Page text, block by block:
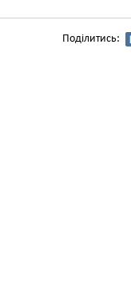
Поділитись: